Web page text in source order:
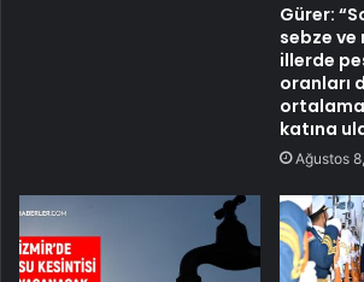
Gürer:
sebze
illerde
oranları
katına
Ağustos